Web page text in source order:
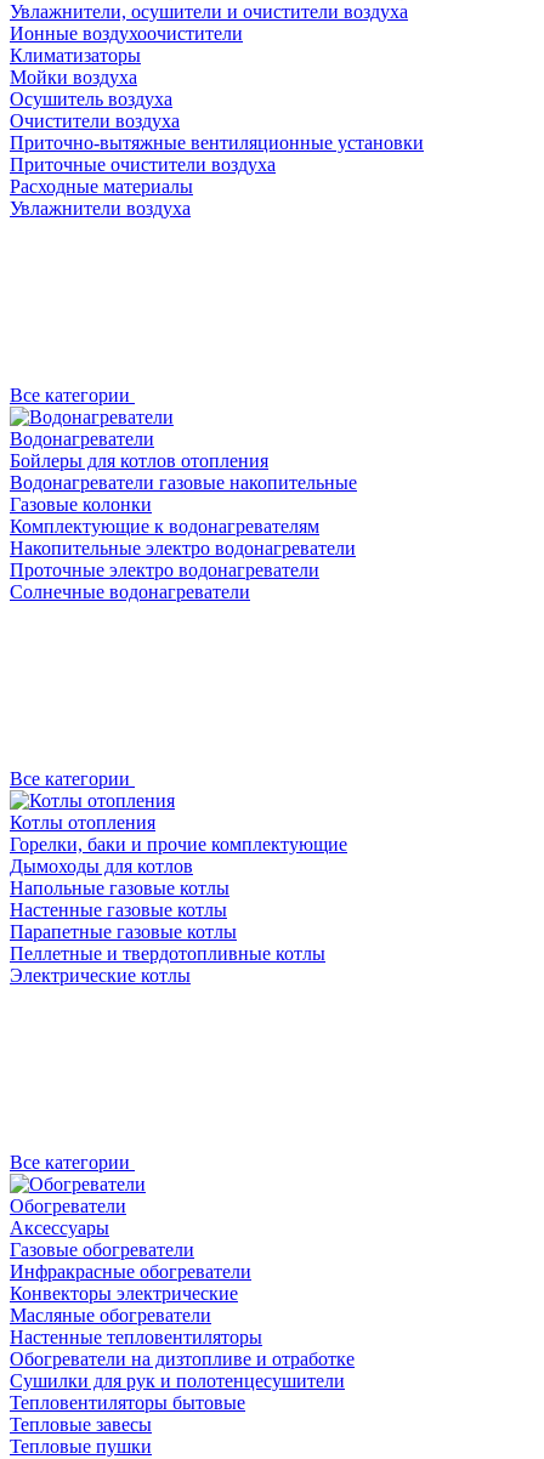
Увлажнители, осушители и очистители воздуха
Ионные воздухоочистители
Климатизаторы
Мойки воздуха
Осушитель воздуха
Очистители воздуха
Приточно-вытяжные вентиляционные установки
Приточные очистители воздуха
Расходные материалы
Увлажнители воздуха
Все категории
Водонагреватели
Бойлеры для котлов отопления
Водонагреватели газовые накопительные
Газовые колонки
Комплектующие к водонагревателям
Накопительные электро водонагреватели
Проточные электро водонагреватели
Солнечные водонагреватели
Все категории
Котлы отопления
Горелки, баки и прочие комплектующие
Дымоходы для котлов
Напольные газовые котлы
Настенные газовые котлы
Парапетные газовые котлы
Пеллетные и твердотопливные котлы
Электрические котлы
Все категории
Обогреватели
Аксессуары
Газовые обогреватели
Инфракрасные обогреватели
Конвекторы электрические
Масляные обогреватели
Настенные тепловентиляторы
Обогреватели на дизтопливе и отработке
Сушилки для рук и полотенцесушители
Тепловентиляторы бытовые
Тепловые завесы
Тепловые пушки